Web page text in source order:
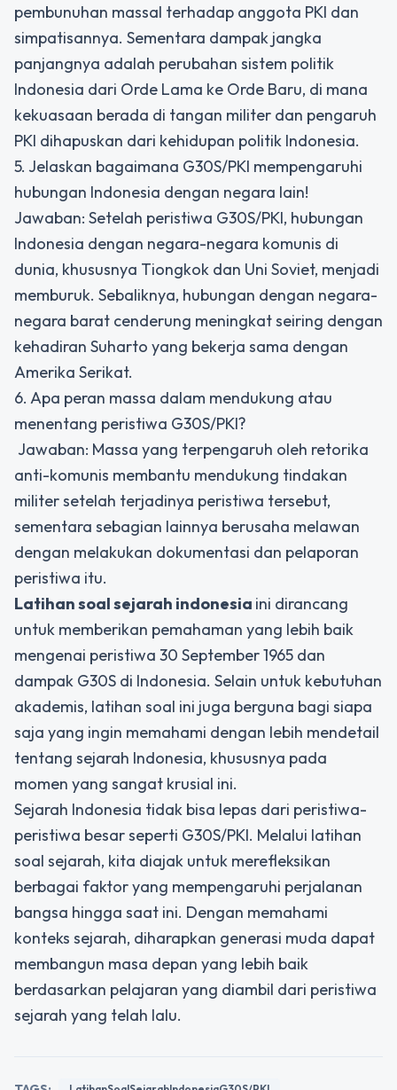
pembunuhan massal terhadap anggota PKI dan
simpatisannya. Sementara dampak jangka
panjangnya adalah perubahan sistem politik
Indonesia dari Orde Lama ke Orde Baru, di mana
kekuasaan berada di tangan militer dan pengaruh
PKI dihapuskan dari kehidupan politik Indonesia.
5. Jelaskan bagaimana G30S/PKI mempengaruhi
hubungan Indonesia dengan negara lain!
Jawaban: Setelah peristiwa G30S/PKI, hubungan
Indonesia dengan negara-negara komunis di
dunia, khususnya Tiongkok dan Uni Soviet, menjadi
memburuk. Sebaliknya, hubungan dengan negara-
negara barat cenderung meningkat seiring dengan
kehadiran Suharto yang bekerja sama dengan
Amerika Serikat.
6. Apa peran massa dalam mendukung atau
menentang peristiwa G30S/PKI?
Jawaban: Massa yang terpengaruh oleh retorika
anti-komunis membantu mendukung tindakan
militer setelah terjadinya peristiwa tersebut,
sementara sebagian lainnya berusaha melawan
dengan melakukan dokumentasi dan pelaporan
peristiwa itu.
Latihan soal sejarah indonesia ini dirancang
untuk memberikan pemahaman yang lebih baik
mengenai peristiwa 30 September 1965 dan
dampak G30S di Indonesia. Selain untuk kebutuhan
akademis, latihan soal ini juga berguna bagi siapa
saja yang ingin memahami dengan lebih mendetail
tentang sejarah Indonesia, khususnya pada
momen yang sangat krusial ini.
Sejarah Indonesia tidak bisa lepas dari peristiwa-
peristiwa besar seperti G30S/PKI. Melalui latihan
soal sejarah, kita diajak untuk merefleksikan
berbagai faktor yang mempengaruhi perjalanan
bangsa hingga saat ini. Dengan memahami
konteks sejarah, diharapkan generasi muda dapat
membangun masa depan yang lebih baik
berdasarkan pelajaran yang diambil dari peristiwa
sejarah yang telah lalu.